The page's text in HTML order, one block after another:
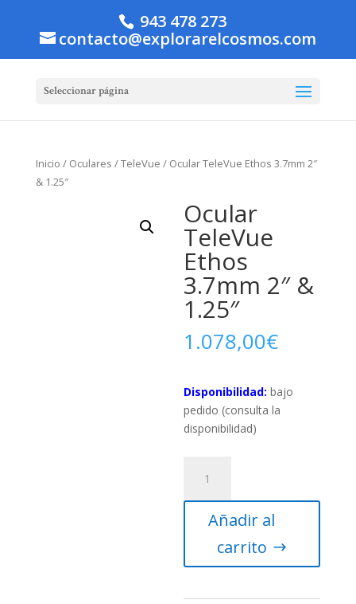
943 478 273
contacto@explorarelcosmos.com
Seleccionar página
Inicio / Oculares /TeleVue / Ocular TeleVue Ethos 3.7mm 2″
& 1.25″
Ocular
TeleVue
Ethos
3.7mm 2″ &
1.25″
1.078,00€
Disponibilidad: bajo
pedido (consulta la
disponibilidad)
TeleVue
Ethos
3.7mmAñadir al
carrito